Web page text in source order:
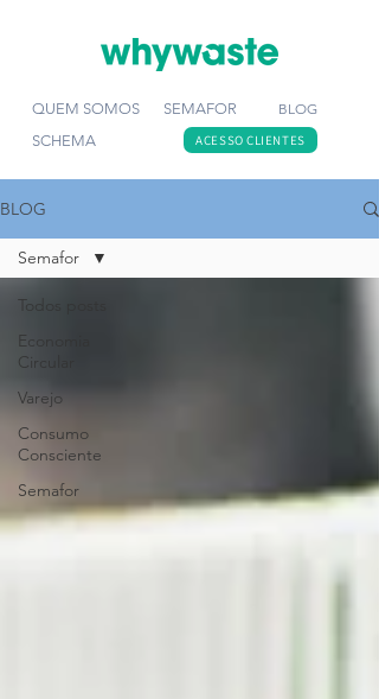
QUEM SOMOS SEMAFOR
BLOG
SCHEMA
ACESSO CLIENTES
BLOG
Todos posts
Economia
Circular
Varejo
Consumo
Consciente
Semafor
Semafor